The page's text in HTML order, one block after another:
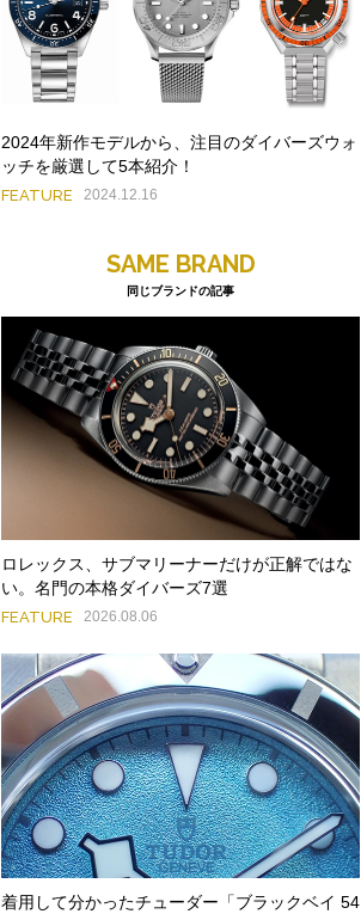
2024年新作モデルから、注目のダイバーズウォ
ッチを厳選して5本紹介！
FEATURE 2024.12.16
SAME BRAND
同じブランドの記事
ロレックス、サブマリーナーだけが正解ではな
い。名門の本格ダイバーズ7選
FEATURE 2026.08.06
着用して分かったチューダー「ブラックベイ 54